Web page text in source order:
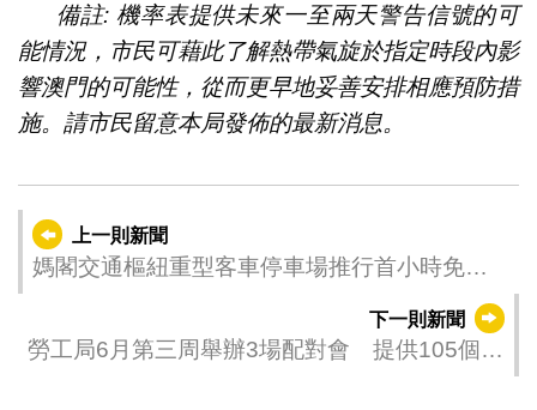
備註: 機率表提供未來一至兩天警告信號的可
能情況，市民可藉此了解熱帶氣旋於指定時段內影
響澳門的可能性，從而更早地妥善安排相應預防措
施。請市民留意本局發佈的最新消息。
上一則新聞
媽閣交通樞紐重型客車停車場推行首小時免費
下一則新聞
勞工局6月第三周舉辦3場配對會 提供105個職